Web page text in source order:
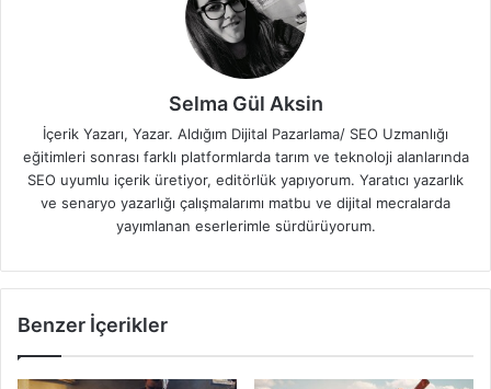
Selma Gül Aksin
İçerik Yazarı, Yazar. Aldığım Dijital Pazarlama/ SEO Uzmanlığı
eğitimleri sonrası farklı platformlarda tarım ve teknoloji alanlarında
SEO uyumlu içerik üretiyor, editörlük yapıyorum. Yaratıcı yazarlık
ve senaryo yazarlığı çalışmalarımı matbu ve dijital mecralarda
yayımlanan eserlerimle sürdürüyorum.
Benzer İçerikler